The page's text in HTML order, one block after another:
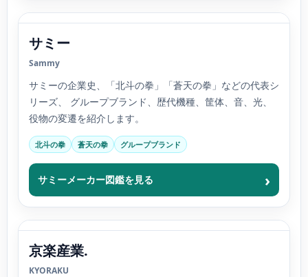
サミー
Sammy
サミーの企業史、「北斗の拳」「蒼天の拳」などの代表シ
リーズ、 グループブランド、歴代機種、筐体、音、光、
役物の変遷を紹介します。
北斗の拳 蒼天の拳 グループブランド
サミーメーカー図鑑を見る
京楽産業.
KYORAKU